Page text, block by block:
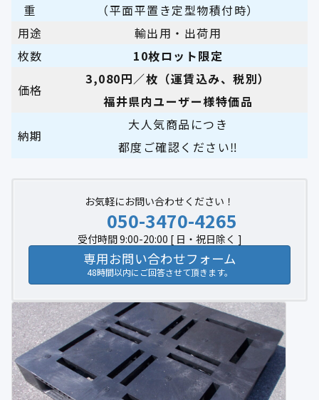
重
（平面平置き定型物積付時）
用途
輸出用・出荷用
枚数
10枚ロット限定
価格
3,080円／枚（運賃込み、税別）
福井県内ユーザー様特価品
納期
大人気商品につき
都度ご確認ください‼︎
お気軽にお問い合わせください！
050-3470-4265
受付時間 9:00-20:00 [ 日・祝日除く ]
専用お問い合わせフォーム
48時間以内にご回答させて頂きます。